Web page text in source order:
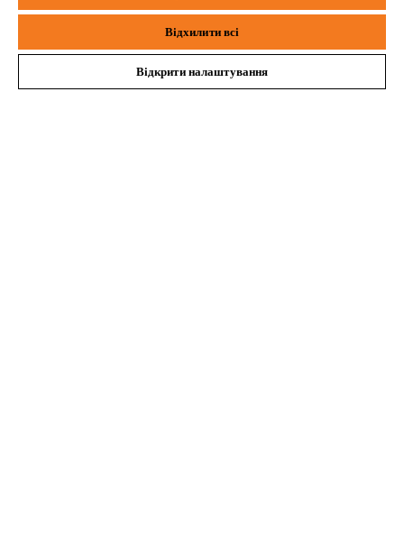
Зареєструватись зараз
Відхилити всі
Відкрити налаштування